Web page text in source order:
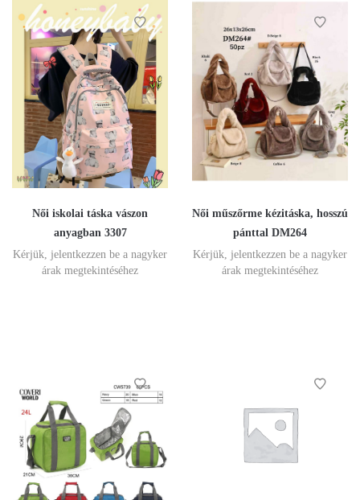
Női iskolai táska vászon
anyagban 3307
Kérjük, jelentkezzen be a nagyker
árak megtekintéséhez
Női műszőrme kézitáska, hosszú
pánttal DM264
Kérjük, jelentkezzen be a nagyker
árak megtekintéséhez